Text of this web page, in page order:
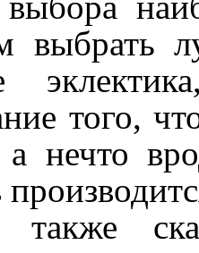
того,
а нечто
также